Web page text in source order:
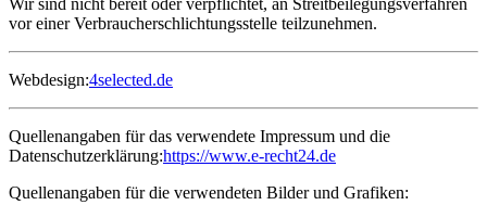
vor einer Verbraucherschlichtungsstelle teilzunehmen.
Webdesign:4selected.de
Quellenangaben für das verwendete Impressum und die
Datenschutzerklärung:https://www.e-recht24.de
Quellenangaben für die verwendeten Bilder und Grafiken: